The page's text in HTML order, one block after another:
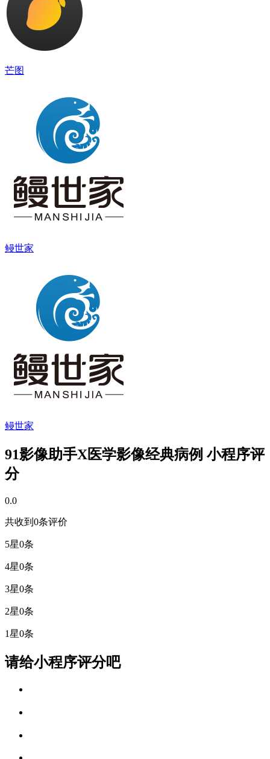
芒图
鳗世家
鳗世家
91影像助手X医学影像经典病例 小程序评
分
0.0
共收到0条评价
5星0条
4星0条
3星0条
2星0条
1星0条
请给小程序评分吧